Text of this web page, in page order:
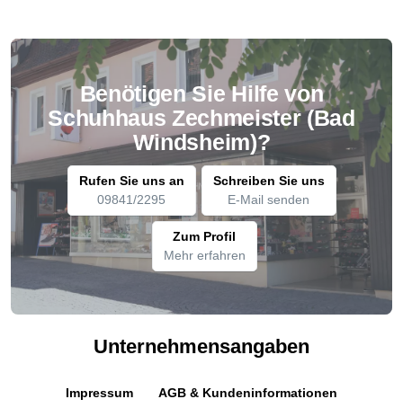
Benötigen Sie Hilfe von
Schuhhaus Zechmeister (Bad
Windsheim)?
Rufen Sie uns an
09841/2295
Schreiben Sie uns
E-Mail senden
Zum Profil
Mehr erfahren
Unternehmensangaben
Impressum AGB & Kundeninformationen